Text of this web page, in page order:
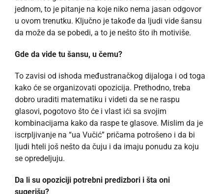
jednom, to je pitanje na koje niko nema jasan odgovor
u ovom trenutku. Ključno je takođe da ljudi vide šansu
da može da se pobedi, a to je nešto što ih motiviše.
Gde da vide tu šansu, u čemu?
To zavisi od ishoda međustranačkog dijaloga i od toga
kako će se organizovati opozicija. Prethodno, treba
dobro uraditi matematiku i videti da se ne raspu
glasovi, pogotovo što će i vlast ići sa svojim
kombinacijama kako da raspe te glasove. Mislim da je
iscrpljivanje na “ua Vučić” pričama potrošeno i da bi
ljudi hteli još nešto da čuju i da imaju ponudu za koju
se opredeljuju.
Da li su opoziciji potrebni predizbori i šta oni
sugerišu?